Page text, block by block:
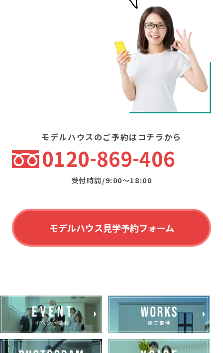
モデルハウスのご予約はコチラから
0120 869 406
受付時間/9:00〜18:00
モデルハウス見学予約フォーム